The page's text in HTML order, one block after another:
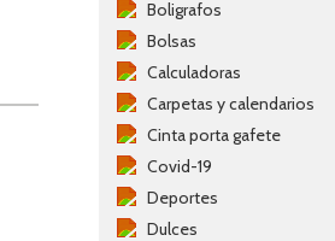
Boligrafos
Bolsas
Calculadoras
Carpetas y calendarios
Cinta porta gafete
Covid-19
Deportes
Dulces